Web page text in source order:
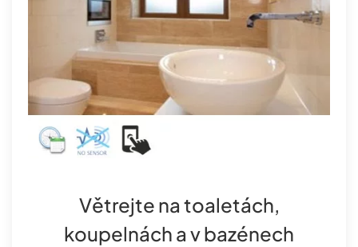
Větrejte na toaletách,
koupelnách a v bazénech